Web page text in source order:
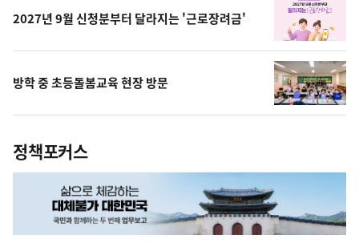
2027년 9월 신청분부터 달라지는 '근로장려금'
방학 중 초등돌봄교육 현장 방문
정책포커스